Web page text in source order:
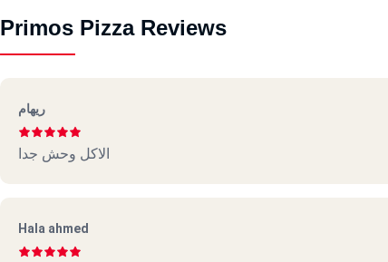
Primos Pizza Reviews
ريهام
الاكل وحش جدا
Hala ahmed